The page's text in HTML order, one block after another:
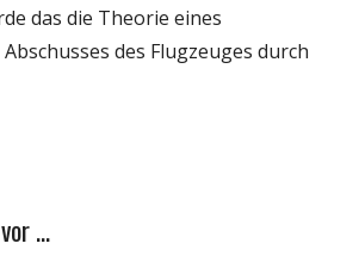
das die Theorie eines
des Flugzeuges durch
…